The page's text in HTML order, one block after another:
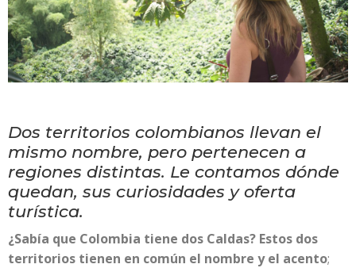
Dos territorios colombianos llevan el
mismo nombre, pero pertenecen a
regiones distintas. Le contamos dónde
quedan, sus curiosidades y oferta
turística.
¿Sabía que Colombia tiene dos Caldas? Estos dos
territorios tienen en común el nombre y el acento;